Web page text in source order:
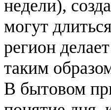
недели),
могут
регион
таким
В бытовом